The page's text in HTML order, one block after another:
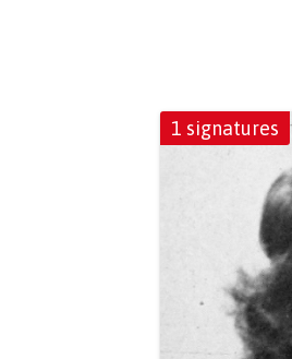
1 signatures